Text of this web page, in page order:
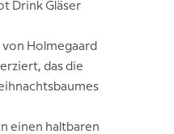
Drink Gläser
von Holmegaard
das die
einen haltbaren